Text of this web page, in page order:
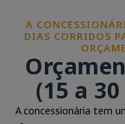
A
DIAS CORRIDOS
(15 a
A concessionária tem